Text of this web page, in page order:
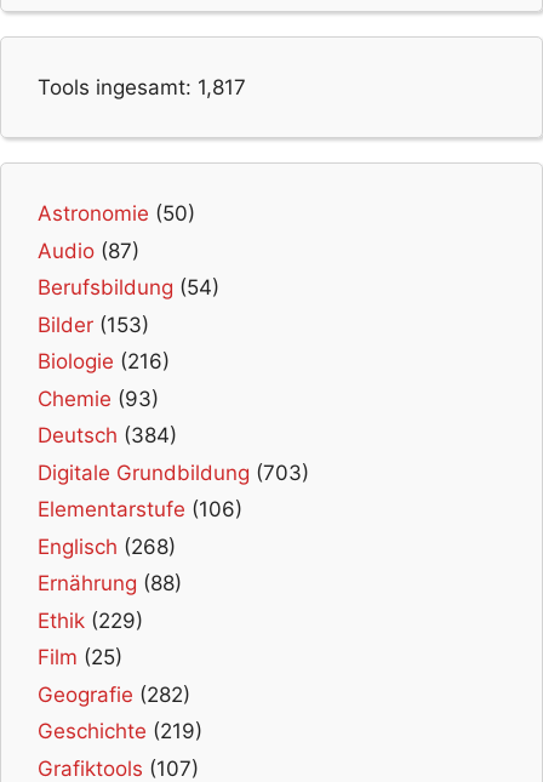
Tools ingesamt: 1,817
Astronomie (50)
Audio (87)
Berufsbildung (54)
Bilder (153)
Biologie (216)
Chemie (93)
Deutsch (384)
Digitale Grundbildung (703)
Elementarstufe (106)
Englisch (268)
Ernährung (88)
Ethik (229)
Film (25)
Geografie (282)
Geschichte (219)
Grafiktools (107)